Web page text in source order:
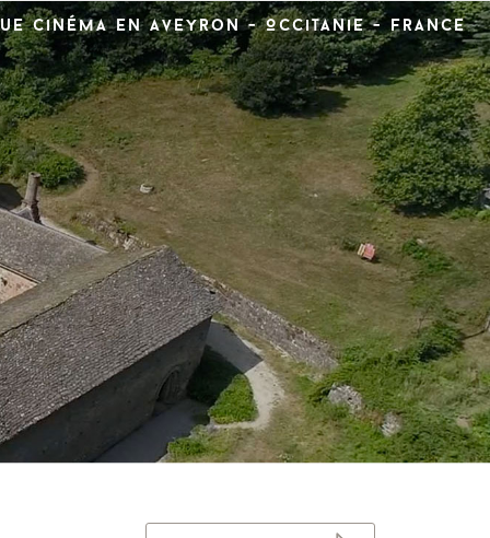
cinéma en Aveyron - Occitanie - France